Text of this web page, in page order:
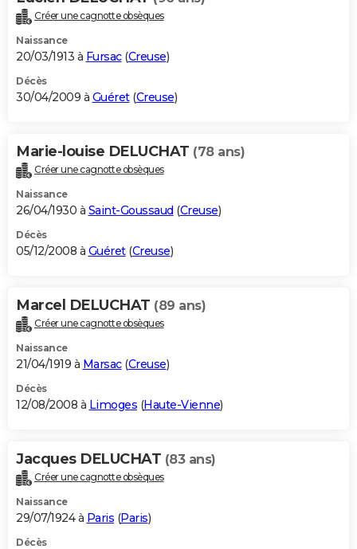
Créer une cagnotte obsèques
Naissance
20/03/1913 à Fursac(Creuse)
Décès
30/04/2009 à Guéret(Creuse)
Marie-louise DELUCHAT (78 ans)
Créer une cagnotte obsèques
Naissance
26/04/1930 à Saint-Goussaud (Creuse)
Décès
05/12/2008 à Guéret(Creuse)
Marcel DELUCHAT (89 ans)
Créer une cagnotte obsèques
Naissance
21/04/1919 à Marsac(Creuse)
Décès
12/08/2008 à Limoges (Haute-Vienne)
Jacques DELUCHAT (83 ans)
Créer une cagnotte obsèques
Naissance
29/07/1924 à Paris (Paris)
Décès